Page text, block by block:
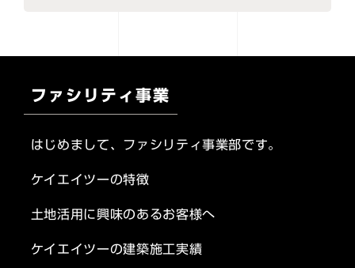
ファシリティ事業
はじめまして、ファシリティ事業部です。
ケイエイツーの特徴
土地活用に興味のあるお客様へ
ケイエイツーの建築施工実績